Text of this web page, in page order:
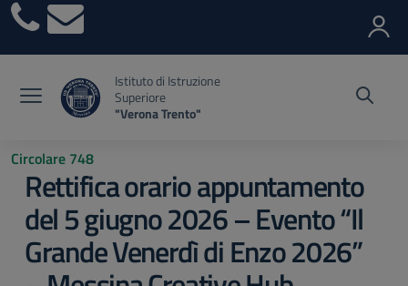
Vai ai contenuti
Vai al menu di navigazione
Vai al footer
Istituto di Istruzione
Superiore
"Verona Trento"
Circolare 748
Rettifica orario appuntamento
del 5 giugno 2026 – Evento “Il
Grande Venerdì di Enzo 2026”